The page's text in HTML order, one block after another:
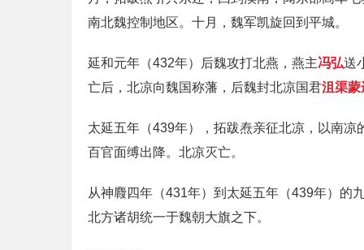
南北魏控制地区。十月，魏军凯旋回到平城。
延和元年（432年）后魏攻打北燕，燕主冯弘送
亡后，北凉向魏国称藩，后魏封北凉国君沮渠蒙
太延五年（439年），拓跋焘亲征北凉，以南凉
百官面缚出降。北凉灭亡。
从神麚四年（431年）到太延五年（439年）的
北方诸胡统一于魏朝大旗之下。